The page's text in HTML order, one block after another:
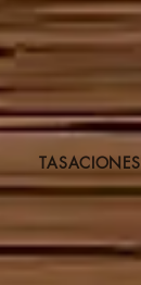
TASACIONES